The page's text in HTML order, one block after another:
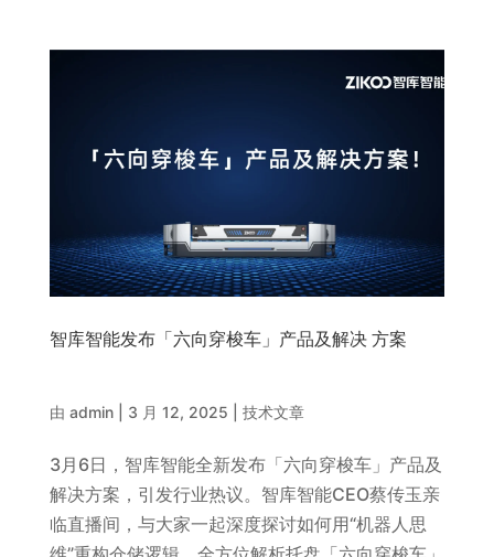
智库智能发布「六向穿梭车」产品及解决 方案
由 admin| 3 月 12, 2025 技术文章
3月6日，智库智能全新发布「六向穿梭车」产品及
解决方案，引发行业热议。智库智能CEO蔡传玉亲
临直播间，与大家一起深度探讨如何用“机器人思